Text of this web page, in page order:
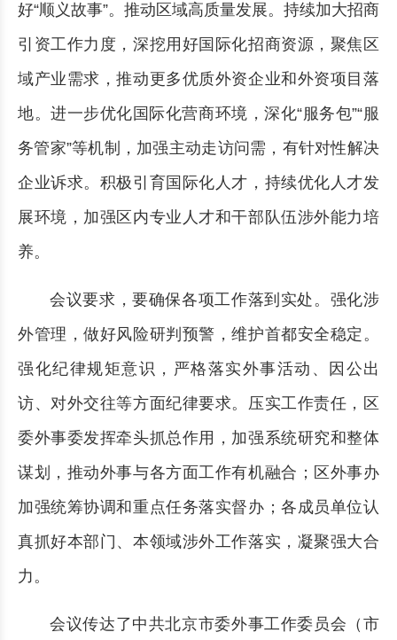
好“顺义故事”。推动区域高质量发展。持续加大招商
引资工作力度，深挖用好国际化招商资源，聚焦区
域产业需求，推动更多优质外资企业和外资项目落
地。进一步优化国际化营商环境，深化“服务包”“服
务管家”等机制，加强主动走访问需，有针对性解决
企业诉求。积极引育国际化人才，持续优化人才发
展环境，加强区内专业人才和干部队伍涉外能力培
养。
会议要求，要确保各项工作落到实处。强化涉
外管理，做好风险研判预警，维护首都安全稳定。
强化纪律规矩意识，严格落实外事活动、因公出
访、对外交往等方面纪律要求。压实工作责任，区
委外事委发挥牵头抓总作用，加强系统研究和整体
谋划，推动外事与各方面工作有机融合；区外事办
加强统筹协调和重点任务落实督办；各成员单位认
真抓好本部门、本领域涉外工作落实，凝聚强大合
力。
会议传达了中共北京市委外事工作委员会（市